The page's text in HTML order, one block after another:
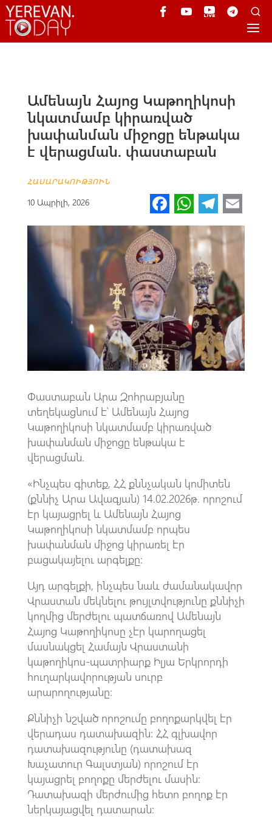
Ամենայն Հայոց Կաթողիկոսի
նկատմամբ կիրառված
խափանման միջոցը ենթակա
է վերացման. փաստաբան
ՀԱՍԱՐԱԿՈՒԹՅՈՒՆ
10 Ապրիլի, 2026 Fa
ce
b
o
o
k
W
h
at
s
A
p
p
Te
le
gr
a
m
m
Փաստաբան Արա Զոհրաբյանը
տեղեկացնում է՝ Ամենայն Հայոց
Կաթողիկոսի նկատմամբ կիրառված
խափանման միջոցը ենթակա է
վերացման.
«Ինչպես գիտեք, ՀՀ քննչական կոմիտեն
(քննիչ Արա Ավագյան) 14.02.2026թ. որոշում
էր կայացրել և Ամենայն Հայոց
Կաթողիկոսի նկատմամբ որպես
խափանման միջոց կիրառել էր
բացակայելու արգելքը:
Այդ արգելքի, ինչպես նաև ժամանակավոր
Վրաստան մեկնելու թույլտվությունը քննիչի
կողմից մերժելու պատճառով Ամենայն
Հայոց Կաթողիկոսը չէր կարողացել
մասնակցել Համայն Վրաստանի
կաթողիկոս-պատրիարք Իլյա Երկրորդի
հուղարկավորության սուրբ
արարողությանը:
Քննիչի նշված որոշումը բողոքարկվել էր
վերադաս դատախազին: ՀՀ գլխավոր
դատախազությունը (դատախազ
Խաչատուր Գալստյան) որոշում էր
կայացրել բողոքը մերժելու մասին:
Դատախազի մերժումից հետո բողոք էր
ներկայացվել դատարան: